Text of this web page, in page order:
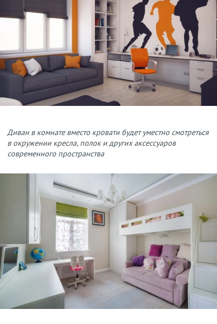
Диван в комнате вместо кровати будет уместно смотреться
в окружении кресла, полок и других аксессуаров
современного пространства